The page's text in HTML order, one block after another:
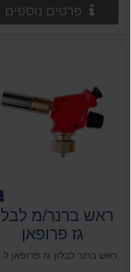
פרטים נוספים
ראש ברנר/מ
גז פרופאן